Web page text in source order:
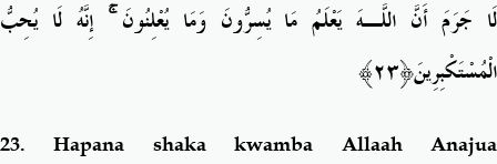
لَا جَرَمَ أَنَّ اللَّـهَ يَعْلَمُ مَا يُسِرُّونَ وَمَا يُعْلِنُونَۚ إِنَّهُ لَا يُحِبُّ
الْمُسْتَكْبِرِينَ﴿٢٣﴾
23.Hapana shaka kwamba Allaah Anajua